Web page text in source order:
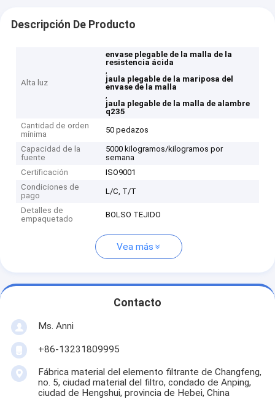
Descripción De Producto
Alta luz
envase plegable de la malla de la
resistencia ácida
,
jaula plegable de la mariposa del
envase de la malla
,
jaula plegable de la malla de alambre
q235
Cantidad de orden
mínima
50 pedazos
Capacidad de la
fuente
5000 kilogramos/kilogramos por
semana
Certificación
ISO9001
Condiciones de
pago
L/C, T/T
Detalles de
empaquetado
BOLSO TEJIDO
Vea más
Contacto
Ms. Anni
+86-13231809995
Fábrica material del elemento filtrante de Changfeng,
no. 5, ciudad material del filtro, condado de Anping,
ciudad de Hengshui, provincia de Hebei, China